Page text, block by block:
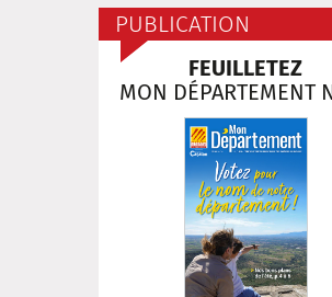
PUBLICATION
FEUILLETEZ
MON DÉPARTEMENT